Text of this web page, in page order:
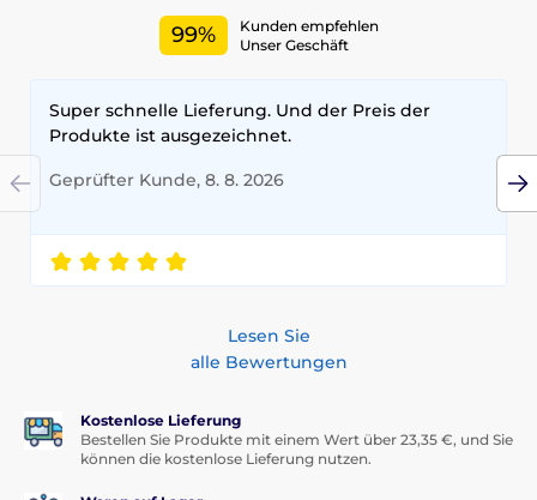
99%
Kunden empfehlen
Unser Geschäft
Super schnelle Lieferung. Und der Preis der
Produkte ist ausgezeichnet.
Geprüfter Kunde, 8. 8. 2026
Lesen Sie
alle Bewertungen
Kostenlose Lieferung
Bestellen Sie Produkte mit einem Wert über 23,35 €, und Sie
können die kostenlose Lieferung nutzen.